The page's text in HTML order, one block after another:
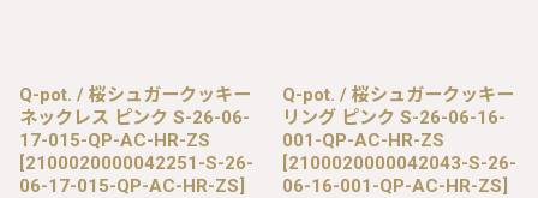
Q-pot. / 桜シュガークッキー
ネックレス ピンク S-26-06-
17-015-QP-AC-HR-ZS
[2100020000042251-S-26-
06-17-015-QP-AC-HR-ZS]
Q-pot. / 桜シュガークッキー
リング ピンク S-26-06-16-
001-QP-AC-HR-ZS
[2100020000042043-S-26-
06-16-001-QP-AC-HR-ZS]